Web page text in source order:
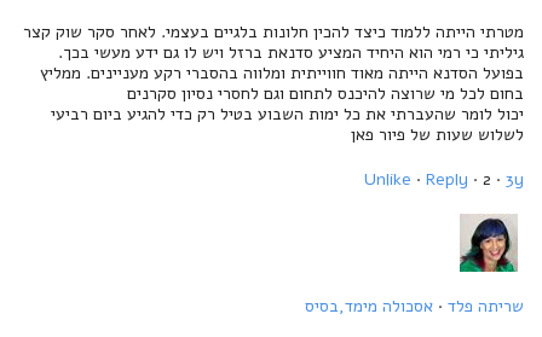
מטרתי הייתה ללמוד כיצד להכין חלונות בלגיים בעצמי. לאחר סקר שוק קצר
גיליתי כי רמי הוא היחיד המציע סדנאת ברזל ויש לו גם ידע מעשי בכך.
בפועל הסדנא הייתה מאוד חווייתית ומלווה בהסברי רקע מעניינים. ממליץ
בחום לכל מי שרוצה להיכנס לתחום וגם לחסרי נסיון סקרנים
יכול לומר שהעברתי את כל ימות השבוע בטיל רק כדי להגיע ביום רביעי
לשלוש שעות של פיור פאן
Unlike · Reply · 2 · 3y
שריתה פלד · אסכולה מימד,בסיס